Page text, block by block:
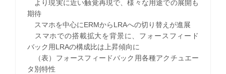
より現実に近い触覚再現で、様々な用途での展開も
期待
スマホを中心にERMからLRAへの切り替えが進展
スマホでの搭載拡大を背景に、フォースフィード
バック用LRAの構成比は上昇傾向に
（表）フォースフィードバック用各種アクチュエー
タ別特性